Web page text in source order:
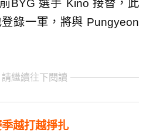
BYG 選手 Kino 接替，此
錄一軍，將與 Pungyeon
繼續往下閱讀
越打越掙扎